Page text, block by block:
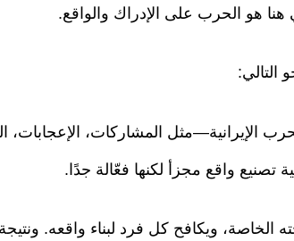
هو الحرب على الإدراك والواقع.
التالي:
الإيرانية—مثل المشاركات، الإعجابات،
تصنيع واقع مجزأ لكنها فعّالة جدًا.
ويكافح كل فرد لبناء واقعه.